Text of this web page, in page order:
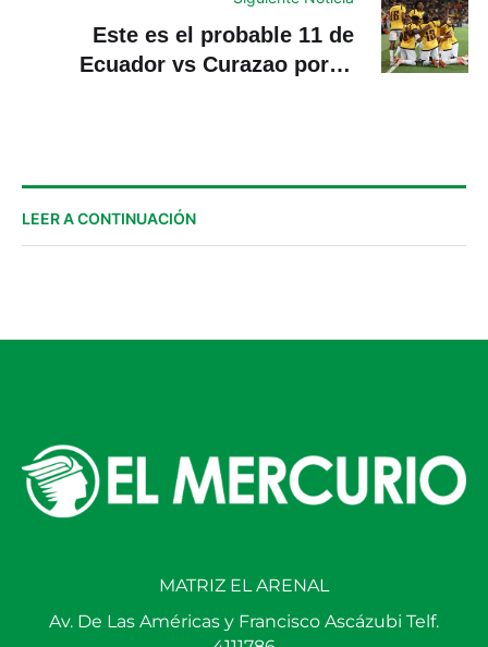
Este es el probable 11 de
Ecuador vs Curazao por el
LEER A CONTINUACIÓN
MATRIZ EL ARENAL
Av. De Las Américas y Francisco Ascázubi Telf.